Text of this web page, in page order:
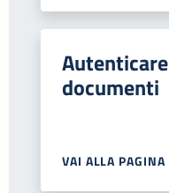
documenti
VAI ALLA PAGINA